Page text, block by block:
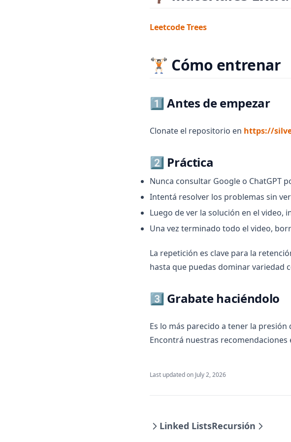
Leetcode Trees(opens in a new tab)
🏋🏻 Cómo entrenar
1️⃣ Antes de empezar
Clonate el repositorio en https://
2️⃣ Práctica
Nunca consultar Google o ChatGPT
Intentá resolver los problemas sin
Luego de ver la solución en el video,
Una vez terminado todo el video,
La repetición es clave para la
hasta que puedas dominar variedad
3️⃣ Grabate haciéndolo
Es lo más parecido a tener la
Encontrá nuestras recomendaciones
Last updated on July 2, 2026
Linked ListsRecursión